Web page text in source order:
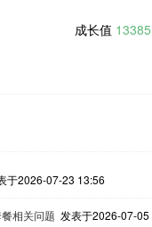
成长值 13385
于2026-07-23 13:56
相关问题 发表于2026-07-05